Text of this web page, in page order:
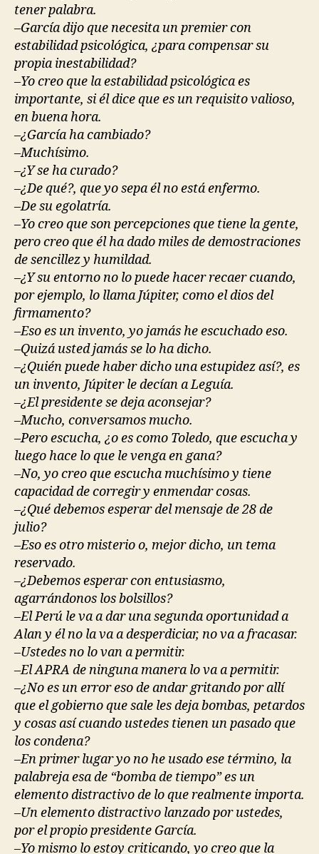
tener palabra.
–García dijo que necesita un premier con
estabilidad psicológica, ¿para compensar su
propia inestabilidad?
–Yo creo que la estabilidad psicológica es
importante, si él dice que es un requisito valioso,
en buena hora.
–¿García ha cambiado?
–Muchísimo.
–¿Y se ha curado?
–¿De qué?, que yo sepa él no está enfermo.
–De su egolatría.
–Yo creo que son percepciones que tiene la gente,
pero creo que él ha dado miles de demostraciones
de sencillez y humildad.
–¿Y su entorno no lo puede hacer recaer cuando,
por ejemplo, lo llama Júpiter, como el dios del
firmamento?
–Eso es un invento, yo jamás he escuchado eso.
–Quizá usted jamás se lo ha dicho.
–¿Quién puede haber dicho una estupidez así?, es
un invento, Júpiter le decían a Leguía.
–¿El presidente se deja aconsejar?
–Mucho, conversamos mucho.
–Pero escucha, ¿o es como Toledo, que escucha y
luego hace lo que le venga en gana?
–No, yo creo que escucha muchísimo y tiene
capacidad de corregir y enmendar cosas.
–¿Qué debemos esperar del mensaje de 28 de
julio?
–Eso es otro misterio o, mejor dicho, un tema
reservado.
–¿Debemos esperar con entusiasmo,
agarrándonos los bolsillos?
–El Perú le va a dar una segunda oportunidad a
Alan y él no la va a desperdiciar, no va a fracasar.
–Ustedes no lo van a permitir.
–El APRA de ninguna manera lo va a permitir.
–¿No es un error eso de andar gritando por allí
que el gobierno que sale les deja bombas, petardos
y cosas así cuando ustedes tienen un pasado que
los condena?
–En primer lugar yo no he usado ese término, la
palabreja esa de “bomba de tiempo” es un
elemento distractivo de lo que realmente importa.
–Un elemento distractivo lanzado por ustedes,
por el propio presidente García.
–Yo mismo lo estoy criticando, yo creo que la